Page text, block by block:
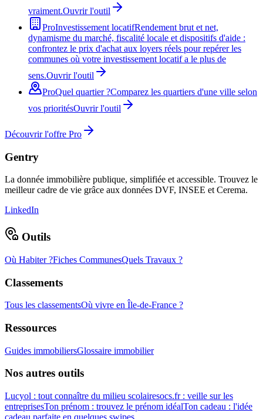
vraiment.Ouvrir l'outil
ProInvestissement locatifRendement brut et net,
dynamisme du marché, fiscalité locale et dispositifs d'aide :
confrontez le prix d'achat aux loyers réels pour repérer les
communes où votre investissement locatif a le plus de
sens.Ouvrir l'outil
ProQuel quartier ?Comparez les quartiers d'une ville selon
vos prioritésOuvrir l'outil
Découvrir l'offre Pro
Gentry
La donnée immobilière publique, simplifiée et accessible. Trouvez le
meilleur cadre de vie grâce aux données DVF, INSEE et Cerema.
LinkedIn
Outils
Où Habiter ?Fiches CommunesQuels Travaux ?
Classements
Tous les classementsOù vivre en Île-de-France ?
Ressources
Guides immobiliersGlossaire immobilier
Nos autres outils
Lucyol : tout connaître du milieu scolairesocs.fr : veille sur les
entreprisesTon prénom : trouvez le prénom idéalTon cadeau : l'idée
cadeau parfaite en quelques swipes